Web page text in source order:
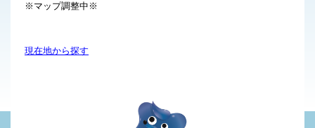
※マップ調整中※
現在地から探す